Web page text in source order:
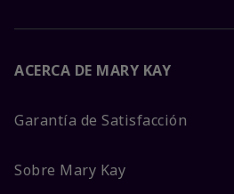
ACERCA DE MARY KAY
Garantía de Satisfacción
Sobre Mary Kay